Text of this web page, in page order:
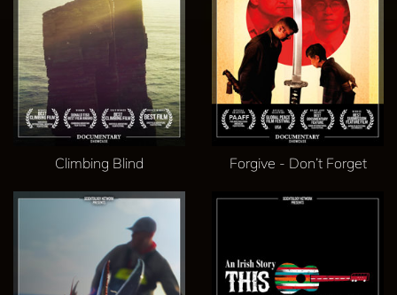
Climbing Blind Forgive - Don’t Forget